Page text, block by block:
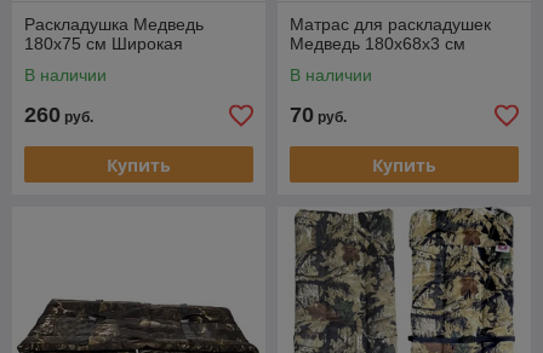
Раскладушка Медведь
180х75 см Широкая
В наличии
260 руб.
Купить
Матрас для раскладушек
Медведь 180x68x3 см
В наличии
70 руб.
Купить